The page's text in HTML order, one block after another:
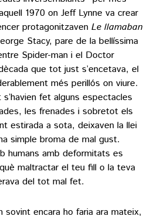
1970 on Jeff Lynne va crear
protagonitzaven Le llamaban
Stacy, pare de la bellíssima
Spider-man i el Doctor
que tot just s’encetava, el
més perillós on viure.
fet alguns espectacles
les frenades i sobretot els
estirada a sota, deixaven la llei
simple broma de mal gust.
humans amb deformitats es
maltractar el teu fill o la teva
del tot mal fet.
encara ho faria ara mateix,